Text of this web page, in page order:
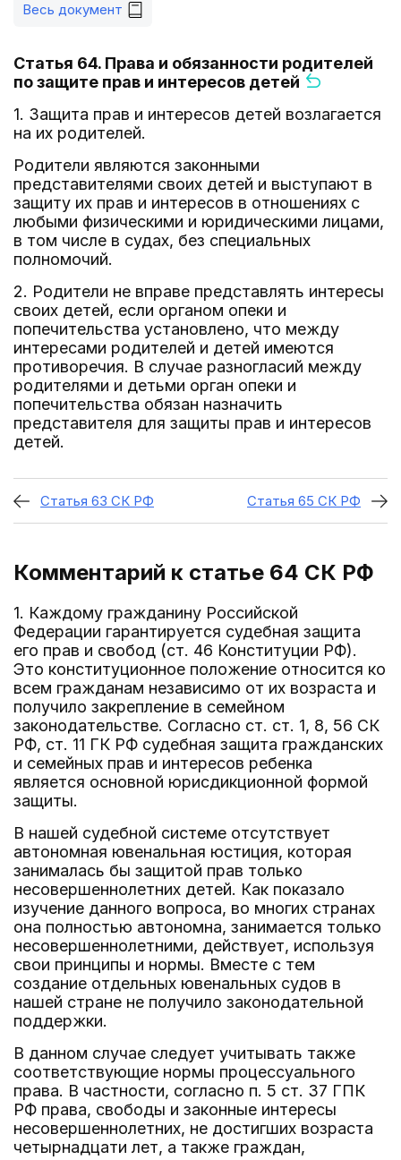
Весь документ
Статья 64. Права и обязанности родителей
по защите прав и интересов детей
1. Защита прав и интересов детей возлагается
на их родителей.
Родители являются законными
представителями своих детей и выступают в
защиту их прав и интересов в отношениях с
любыми физическими и юридическими лицами,
в том числе в судах, без специальных
полномочий.
2. Родители не вправе представлять интересы
своих детей, если органом опеки и
попечительства установлено, что между
интересами родителей и детей имеются
противоречия. В случае разногласий между
родителями и детьми орган опеки и
попечительства обязан назначить
представителя для защиты прав и интересов
детей.
Статья 63 СК РФ Статья 65 СК РФ
Комментарий к статье 64 СК РФ
1. Каждому гражданину Российской
Федерации гарантируется судебная защита
его прав и свобод (ст. 46 Конституции РФ).
Это конституционное положение относится ко
всем гражданам независимо от их возраста и
получило закрепление в семейном
законодательстве. Согласно ст. ст. 1, 8, 56 СК
РФ, ст. 11 ГК РФ судебная защита гражданских
и семейных прав и интересов ребенка
является основной юрисдикционной формой
защиты.
В нашей судебной системе отсутствует
автономная ювенальная юстиция, которая
занималась бы защитой прав только
несовершеннолетних детей. Как показало
изучение данного вопроса, во многих странах
она полностью автономна, занимается только
несовершеннолетними, действует, используя
свои принципы и нормы. Вместе с тем
создание отдельных ювенальных судов в
нашей стране не получило законодательной
поддержки.
В данном случае следует учитывать также
соответствующие нормы процессуального
права. В частности, согласно п. 5 ст. 37 ГПК
РФ права, свободы и законные интересы
несовершеннолетних, не достигших возраста
четырнадцати лет, а также граждан,